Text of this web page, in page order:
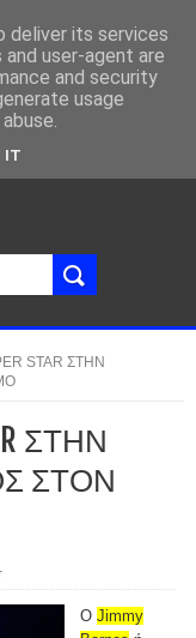
STAR ΣΤΗΝ
ΣΤΗΝ
ΣΤΟΝ
O Jimmy
deliver its services
user-agent are
and security
usage
IT